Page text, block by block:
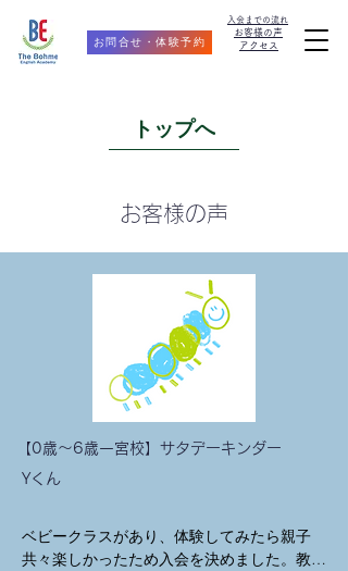
​入会までの流れ
お問合せ・体験予約
お客様の声
アクセス
トップへ
​お客様の声
【0歳〜6歳一宮校】サタデーキンダー
Yくん
ベビークラスがあり、体験してみたら親子
共々楽しかったため入会を決めました。教材